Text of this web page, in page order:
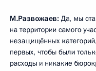
М.Развожаев: Да, мы
на территории самого
незащищённых
первых, чтобы были
расходы и никакие